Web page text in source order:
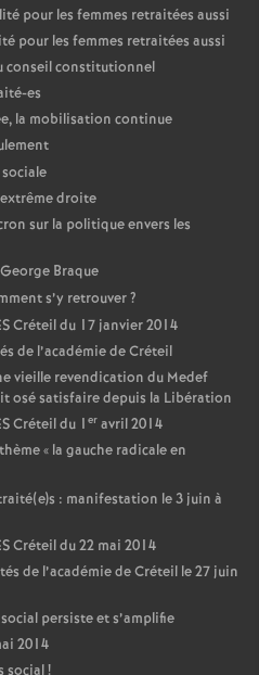
pour les femmes retraitées aussi
pour les femmes retraitées aussi
conseil constitutionnel
es
la mobilisation continue
droite
sur la politique envers les
Braque
s’y retrouver?
Créteil du 17 janvier 2014
de l’académie de Créteil
vieille revendication du Medef
osé satisfaire depuis la Libération
Créteil du 1 er avril 2014
« la gauche radicale en
: manifestation le 3 juin à
Créteil du 22 mai 2014
de l’académie de Créteil le 27 juin
persiste et s’amplifie
2014